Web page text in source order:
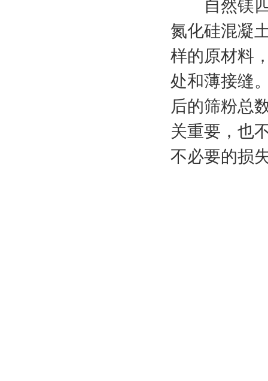
自然镁四
氮化硅混凝
样的原材料
处和薄接缝
后的筛粉总
关重要，也
不必要的损